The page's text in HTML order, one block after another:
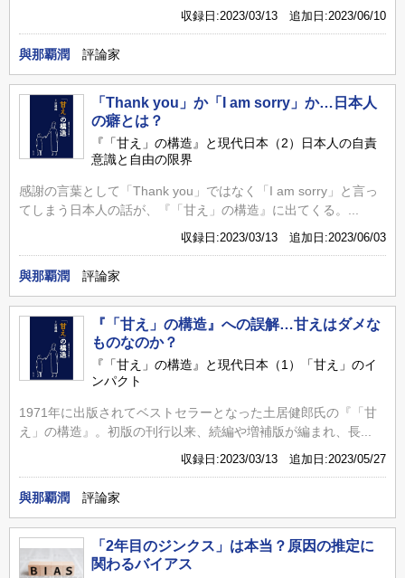
収録日:2023/03/13 追加日:2023/06/10
與那覇潤 評論家
「Thank you」か「I am sorry」か…日本人
の癖とは？
『「甘え」の構造』と現代日本（2）日本人の自責
意識と自由の限界
感謝の言葉として「Thank you」ではなく「I am sorry」と言っ
てしまう日本人の話が、『「甘え」の構造』に出てくる。...
収録日:2023/03/13 追加日:2023/06/03
與那覇潤 評論家
『「甘え」の構造』への誤解…甘えはダメな
ものなのか？
『「甘え」の構造』と現代日本（1）「甘え」のイ
ンパクト
1971年に出版されてベストセラーとなった土居健郎氏の『「甘
え」の構造』。初版の刊行以来、続編や増補版が編まれ、長...
収録日:2023/03/13 追加日:2023/05/27
與那覇潤 評論家
「2年目のジンクス」は本当？原因の推定に
関わるバイアス